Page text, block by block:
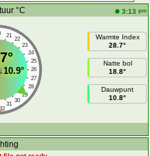
°C
3:13 pm
21
22
23
24
25
26
27
28
29
30
31
10.9°
Warmte Index
28.7°
Natte bol
18.8°
Dauwpunt
10.8°